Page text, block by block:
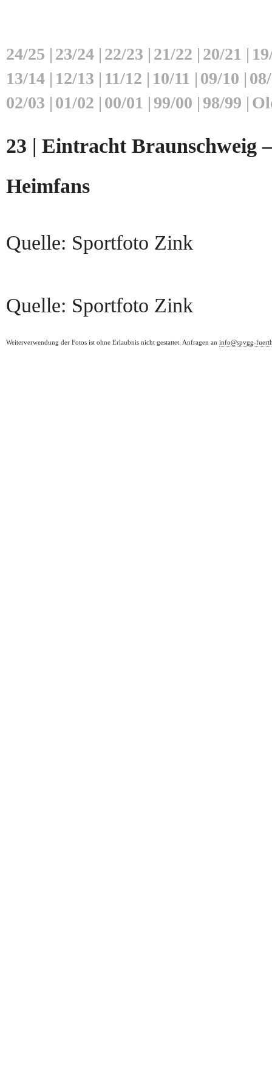
24/25 | 23/24 | 22/23 | 21/22 | 20/21 |
13/14 | 12/13 | 11/12 | 10/11 | 09/10 |
02/03 | 01/02 | 00/01 | 99/00 | 98/99 |
23 | Eintracht Braunschweig
Heimfans
Quelle: Sportfoto Zink
Quelle: Sportfoto Zink
Weiterverwendung der Fotos ist ohne Erlaubnis nicht gestattet. Anfragen an info@spvgg-